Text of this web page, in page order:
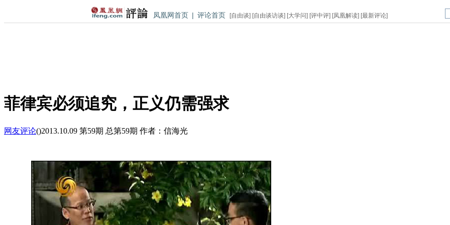
凤凰网首页 | 评论首页 [自由谈] [自由谈访谈] [大学问] [评中评] [凤凰解读] [最新评论]
菲律宾必须追究，正义仍需强求
网友评论()2013.10.09 第59期 总第59期 作者：信海光